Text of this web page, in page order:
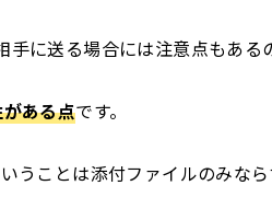
に送る場合には注意点もある
ある点です。
うことは添付ファイルのみな